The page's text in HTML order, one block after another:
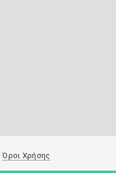
Όροι Χρήσης